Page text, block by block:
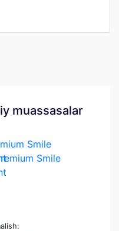
muassasalar
Smile